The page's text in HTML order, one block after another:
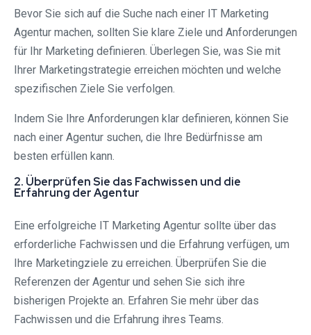
Bevor Sie sich auf die Suche nach einer IT Marketing
Agentur machen, sollten Sie klare Ziele und Anforderungen
für Ihr Marketing definieren. Überlegen Sie, was Sie mit
Ihrer Marketingstrategie erreichen möchten und welche
spezifischen Ziele Sie verfolgen.
Indem Sie Ihre Anforderungen klar definieren, können Sie
nach einer Agentur suchen, die Ihre Bedürfnisse am
besten erfüllen kann.
2. Überprüfen Sie das Fachwissen und die
Erfahrung der Agentur
Eine erfolgreiche IT Marketing Agentur sollte über das
erforderliche Fachwissen und die Erfahrung verfügen, um
Ihre Marketingziele zu erreichen. Überprüfen Sie die
Referenzen der Agentur und sehen Sie sich ihre
bisherigen Projekte an. Erfahren Sie mehr über das
Fachwissen und die Erfahrung ihres Teams.